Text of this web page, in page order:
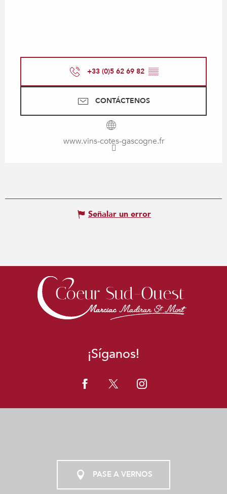
+33 (0)5 62 69 82 ▒▒
CONTÁCTENOS
www.vins-cotes-gascogne.fr
Señalar un error
¡Síganos!
PASE A VERNOS